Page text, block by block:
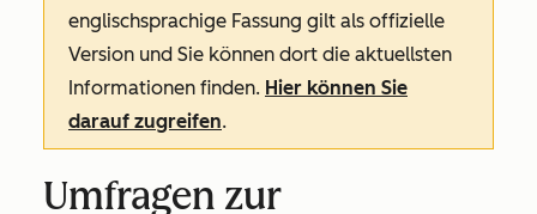
englischsprachige Fassung gilt als offizielle
Version und Sie können dort die aktuellsten
Informationen finden. Hier können Sie
darauf zugreifen.
Umfragen zur